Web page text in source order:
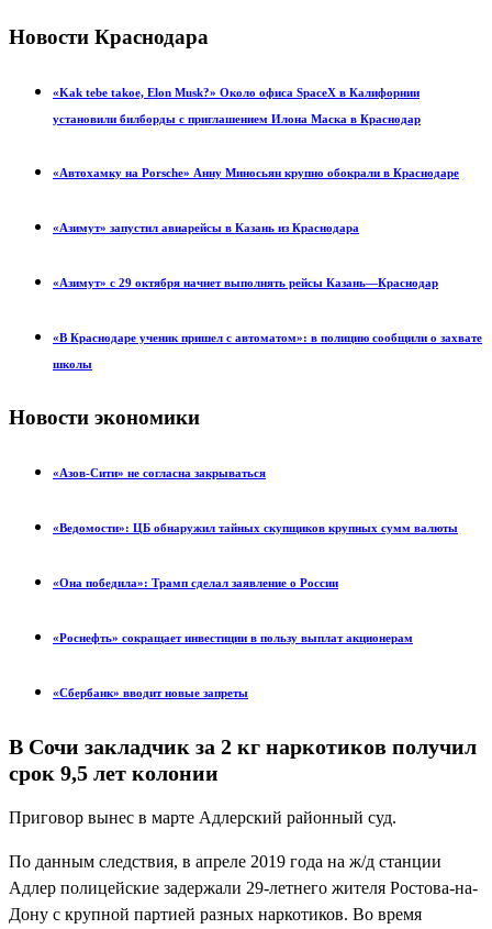
Новости Краснодара
«Kak tebe takoe, Elon Musk?» Около офиса SpaceX в Калифорнии
установили билборды с приглашением Илона Маска в Краснодар
«Автохамку на Porsche» Анну Миносьян крупно обокрали в Краснодаре
«Азимут» запустил авиарейсы в Казань из Краснодара
«Азимут» с 29 октября начнет выполнять рейсы Казань—Краснодар
«В Краснодаре ученик пришел с автоматом»: в полицию сообщили о захвате
школы
Новости экономики
«Азов-Сити» не согласна закрываться
«Ведомости»: ЦБ обнаружил тайных скупщиков крупных сумм валюты
«Она победила»: Трамп сделал заявление о России
«Роснефть» сокращает инвестиции в пользу выплат акционерам
«Сбербанк» вводит новые запреты
В Сочи закладчик за 2 кг наркотиков получил
срок 9,5 лет колонии
Приговор вынес в марте Адлерский районный суд.
По данным следствия, в апреле 2019 года на ж/д станции
Адлер полицейские задержали 29-летнего жителя Ростова-на-
Дону с крупной партией разных наркотиков. Во время